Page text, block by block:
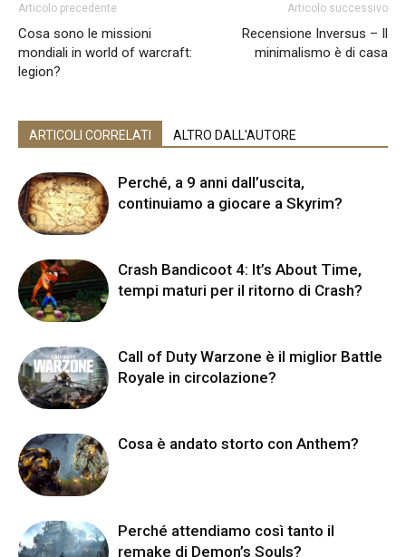
Articolo precedente
Cosa sono le missioni
mondiali in world of warcraft:
legion?
Articolo successivo
Recensione Inversus – Il
minimalismo è di casa
ARTICOLI CORRELATI ALTRO DALL'AUTORE
Perché, a 9 anni dall’uscita,
continuiamo a giocare a Skyrim?
Crash Bandicoot 4: It’s About Time,
tempi maturi per il ritorno di Crash?
Call of Duty Warzone è il miglior Battle
Royale in circolazione?
Cosa è andato storto con Anthem?
Perché attendiamo così tanto il
remake di Demon’s Souls?